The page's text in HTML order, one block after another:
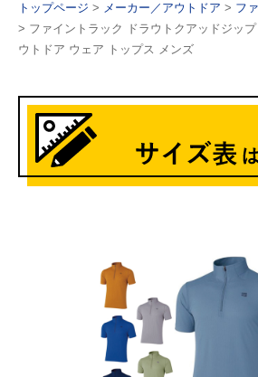
トップページ > メーカー／アウトドア > フ
> ファイントラック ドラウトクアッドジッ
ウトドア ウェア トップス メンズ